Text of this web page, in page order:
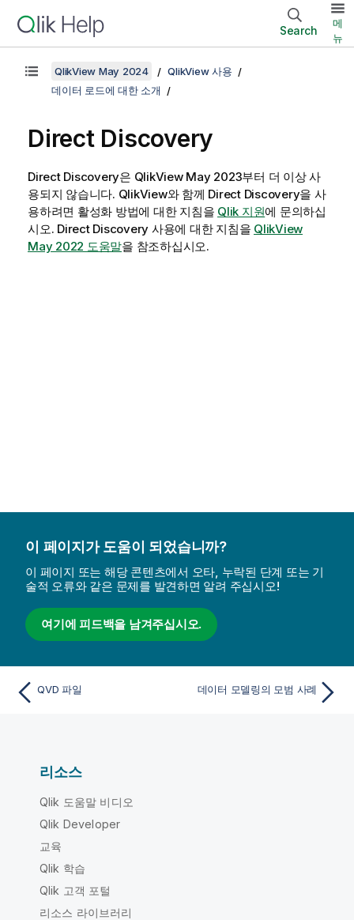
Search
메
뉴
QlikView May 2024
QlikView 사용
데이터 로드에 대한 소개
Direct Discovery
Direct Discovery은 QlikViewMay 2023부터 더 이상 사
용되지 않습니다. QlikView와 함께 Direct Discovery을 사
용하려면 활성화 방법에 대한 지침을 Qlik 지원에 문의하십
시오. Direct Discovery 사용에 대한 지침을 QlikView
May 2022 도움말을 참조하십시오.
이 페이지가 도움이 되었습니까?
이 페이지 또는 해당 콘텐츠에서 오타, 누락된 단계 또는 기
술적 오류와 같은 문제를 발견하면 알려 주십시오!
여기에 피드백을 남겨주십시오.
QVD 파일 데이터 모델링의 모범 사례
리소스
Qlik 도움말 비디오
Qlik Developer
교육
Qlik 학습
Qlik 고객 포털
리소스 라이브러리